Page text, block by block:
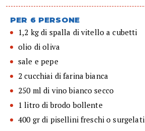
PER 6 PERSONE
1,2 kg di spalla di vitello a cubetti
olio di oliva
sale e pepe
2 cucchiai di farina bianca
250 ml di vino bianco secco
1 litro di brodo bollente
400 gr di pisellini freschi o surgelati